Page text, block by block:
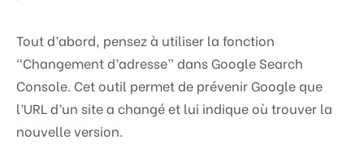
Tout d’abord, pensez à utiliser la fonction
“Changement d’adresse” dans Google Search
Console. Cet outil permet de prévenir Google que
l’URL d’un site a changé et lui indique où trouver la
nouvelle version.